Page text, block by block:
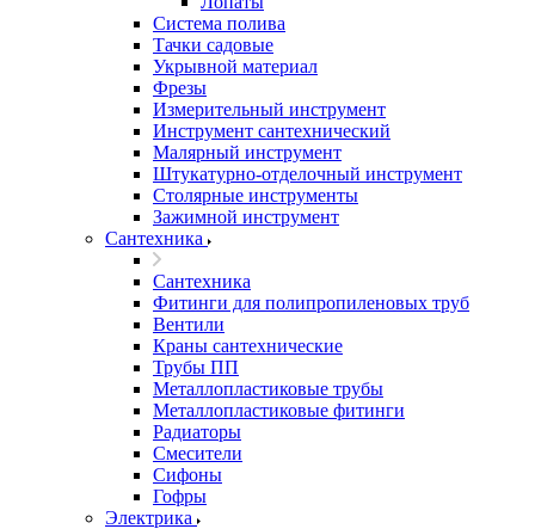
Система полива
Тачки садовые
Укрывной материал
Фрезы
Измерительный инструмент
Инструмент сантехнический
Малярный инструмент
Штукатурно-отделочный инструмент
Cтолярные инструменты
Зажимной инструмент
Сантехника
Сантехника
Фитинги для полипропиленовых труб
Вентили
Краны сантехнические
Трубы ПП
Металлопластиковые трубы
Металлопластиковые фитинги
Радиаторы
Смесители
Сифоны
Гофры
Электрика